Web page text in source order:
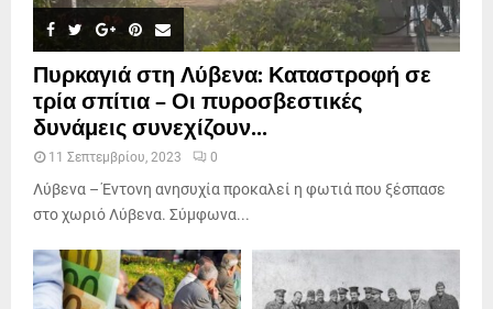
Πυρκαγιά στη Λύβενα: Καταστροφή σε
τρία σπίτια – Οι πυροσβεστικές
δυνάμεις συνεχίζουν...
11 Σεπτεμβρίου, 2023 0
Λύβενα – Έντονη ανησυχία προκαλεί η φωτιά που ξέσπασε
στο χωριό Λύβενα. Σύμφωνα...